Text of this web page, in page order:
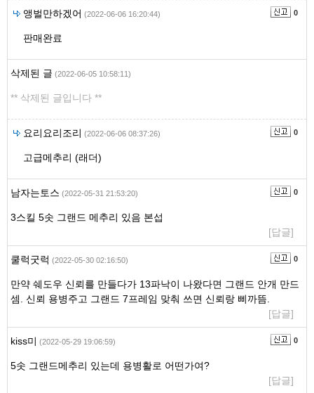
앵벌만하겠어 (2022-06-06 16:20:44) 0
판매완료
삭제된 글 (2022-06-05 10:58:11)
** 삭제된 글입니다 **
요리요리조리 (2022-06-06 08:37:26) 0
고급메추리 (래더)
남자는토스 (2022-05-31 21:53:20) 0
3스킬 5솟 그랜드 메추리 있음 본섭
[답글]
쿨럭굿럭 (2022-05-30 02:16:50) 0
만약 쉐도우 신뢰를 만들다가 13파낙이 나왔다면 그랜드 안개 만드
셈. 신뢰 용병주고 그랜드 7프레임 맞춰 쓰면 신뢰랑 삐까뜸.
[답글]
kiss미 (2022-05-29 19:06:59) 0
5솟 그랜드메추리 있는데 용병활로 어떤가여?
[답글]